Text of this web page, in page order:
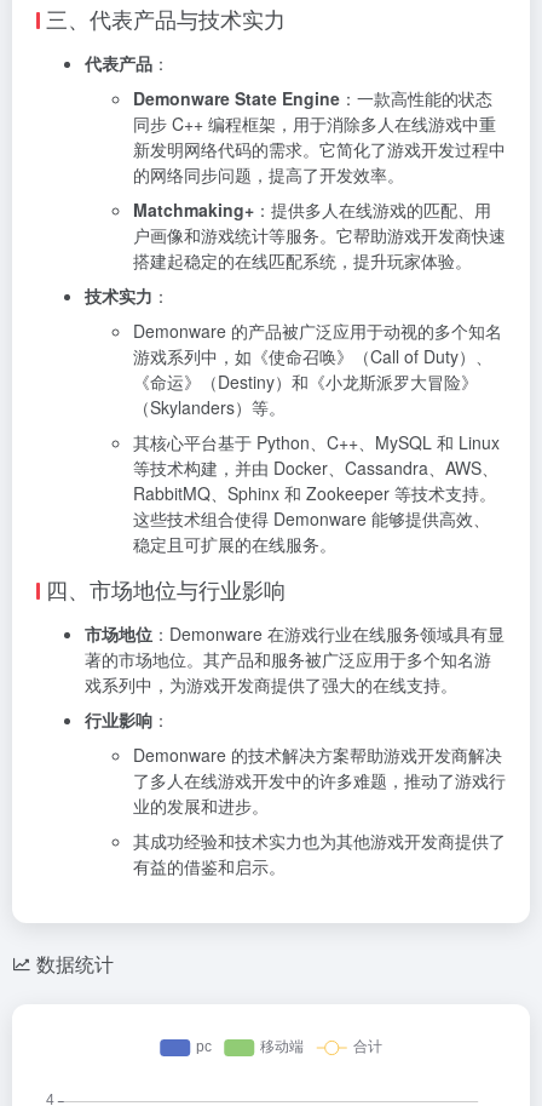
三、代表产品与技术实力
代表产品 ：
Demonware State Engine ：一款高性能的状态
同步 C++ 编程框架，用于消除多人在线游戏中重
新发明网络代码的需求。它简化了游戏开发过程中
的网络同步问题，提高了开发效率。
Matchmaking+ ：提供多人在线游戏的匹配、用
户画像和游戏统计等服务。它帮助游戏开发商快速
搭建起稳定的在线匹配系统，提升玩家体验。
技术实力 ：
Demonware 的产品被广泛应用于动视的多个知名
游戏系列中，如《使命召唤》（Call of Duty）、
《命运》（Destiny）和《小龙斯派罗大冒险》
（Skylanders）等。
其核心平台基于 Python、C++、MySQL 和 Linux
等技术构建，并由 Docker、Cassandra、AWS、
RabbitMQ、Sphinx 和 Zookeeper 等技术支持。
这些技术组合使得 Demonware 能够提供高效、
稳定且可扩展的在线服务。
四、市场地位与行业影响
市场地位 ：Demonware 在游戏行业在线服务领域具有显
著的市场地位。其产品和服务被广泛应用于多个知名游
戏系列中，为游戏开发商提供了强大的在线支持。
行业影响 ：
Demonware 的技术解决方案帮助游戏开发商解决
了多人在线游戏开发中的许多难题，推动了游戏行
业的发展和进步。
其成功经验和技术实力也为其他游戏开发商提供了
有益的借鉴和启示。
数据统计